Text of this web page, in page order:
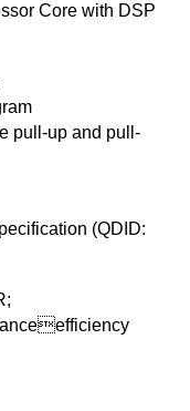
Core with DSP
pull-up and pull-
(QDID: